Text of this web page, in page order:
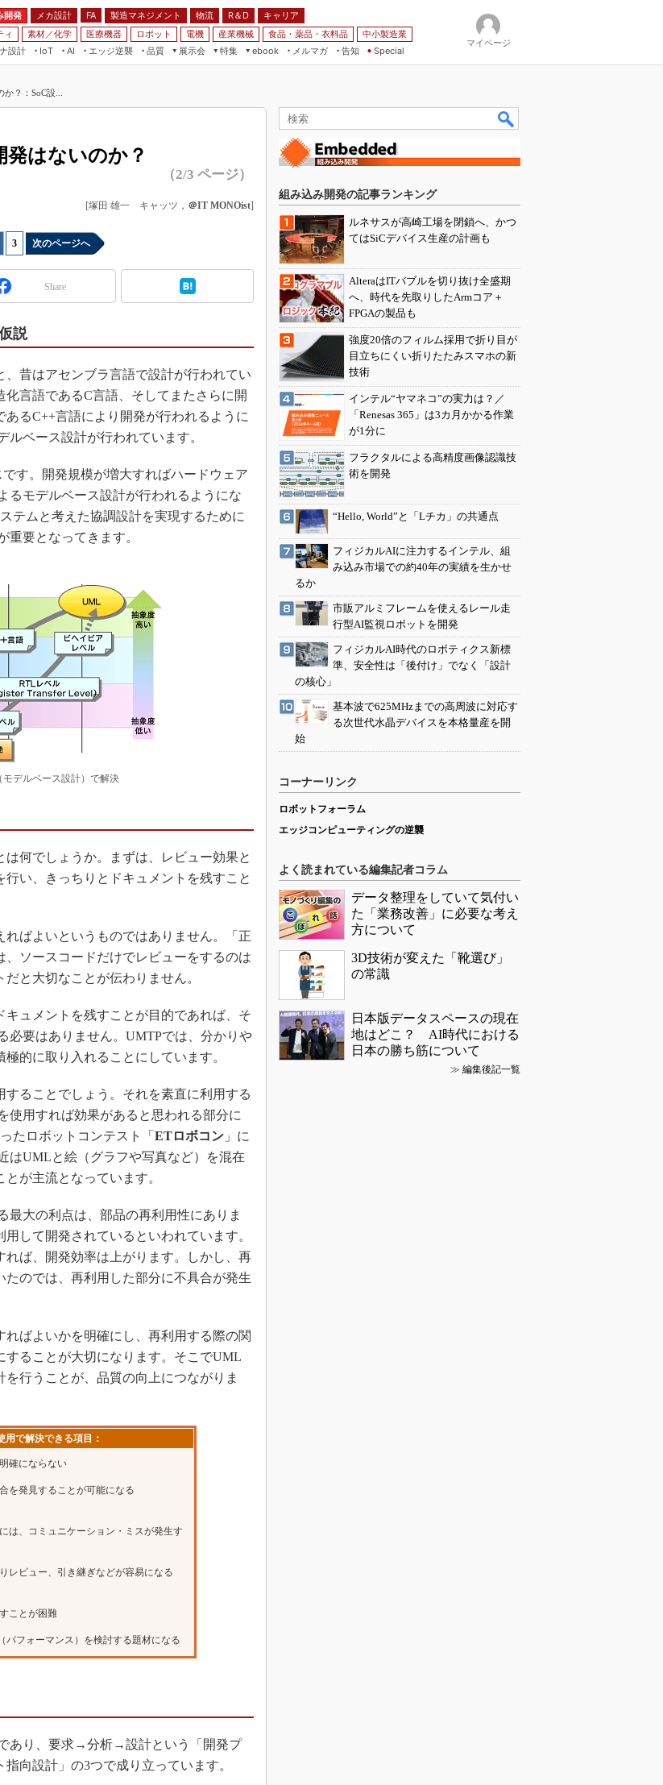
開発 メカ設計 FA 製造マネジメント 物流 R＆D
キャリア
ィ 素材／化学 医療機器 ロボット 電機 産業機械 食品・薬品・衣料品
中小製造業
設計
IoT
AI
エッジ逆襲 品質
展示会
JIMTOF
IIFES
ジャパンモビリティショー
TECHNO-FRONTIER
人テク展
EdgeTech+
日本ものづくりワールド
産業オープンネット展
特集
つながるクルマ
フィールドサービス
組み込みモデリング
Windows Embedded
車載ソフト開発
3Dプリンタ
デジタルツインとCAE
S＆OP
インダストリー4.0
イノベーション
製造業ビッグデータ
メイドインジャパン
植物工場
海外生産
グローバル設計・開発
制御セキュリティ
新型コロナへの対応
ebook
モビリティ
メルマガ
告知 Special
マイページ
？：SoC設...
発はないのか？
（2/3 ページ）
[塚田 雄一 キャッツ， ＠IT MONOist]
3 次のページへ
Share
説
昔はアセンブラ言語で設計が行われてい
言語であるC言語、そしてまたさらに開
るC++言語により開発が行われるように
ベース設計が行われています。
す。開発規模が増大すればハードウェア
るモデルベース設計が行われるようにな
テムと考えた協調設計を実現するために
要となってきます。
デルベース設計）で解決
何でしょうか。まずは、レビュー効果と
い、きっちりとドキュメントを残すこと
ばよいというものではありません。「正
ソースコードだけでレビューをするのは
と大切なことが伝わりません。
ュメントを残すことが目的であれば、そ
必要はありません。UMTPでは、分かりや
的に取り入れることにしています。
ることでしょう。それを素直に利用する
使用すれば効果があると思われる部分に
たロボットコンテスト「 ETロボコン 」に
はUMLと絵（グラフや写真など）を混在
が主流となっています。
大の利点は、部品の再利用性にありま
して開発されているといわれています。
ば、開発効率は上がります。しかし、再
のでは、再利用した部分に不具合が発生
ばよいかを明確にし、再利用する際の関
ることが大切になります。そこでUML
行うことが、品質の向上につながりま
用で解決できる項目：
確にならない
を発見することが可能になる
は、コミュニケーション・ミスが発生す
レビュー、引き継ぎなどが容易になる
ことが困難
パフォーマンス）を検討する題材になる
あり、要求→分析→設計という「開発プ
向設計」の3つで成り立っています。
組み込み開発の記事ランキング
ルネサスが高崎工場を閉鎖へ、かつ
てはSiCデバイス生産の計画も
AlteraはITバブルを切り抜け全盛期
へ、時代を先取りしたArmコア＋
FPGAの製品も
強度20倍のフィルム採用で折り目が
目立ちにくい折りたたみスマホの新
技術
インテル“ヤマネコ”の実力は？／
「Renesas 365」は3カ月かかる作業
が1分に
フラクタルによる高精度画像認識技
術を開発
“Hello, World”と「Lチカ」の共通点
フィジカルAIに注力するインテル、組
み込み市場での約40年の実績を生かせ
るか
市販アルミフレームを使えるレール走
行型AI監視ロボットを開発
フィジカルAI時代のロボティクス新標
準、安全性は「後付け」でなく「設計
の核心」
基本波で625MHzまでの高周波に対応す
る次世代水晶デバイスを本格量産を開
始
コーナーリンク
ロボットフォーラム
エッジコンピューティングの逆襲
よく読まれている編集記者コラム
データ整理をしていて気付い
た「業務改善」に必要な考え
方について
3D技術が変えた「靴選び」
の常識
日本版データスペースの現在
地はどこ？ AI時代における
日本の勝ち筋について
≫ 編集後記一覧